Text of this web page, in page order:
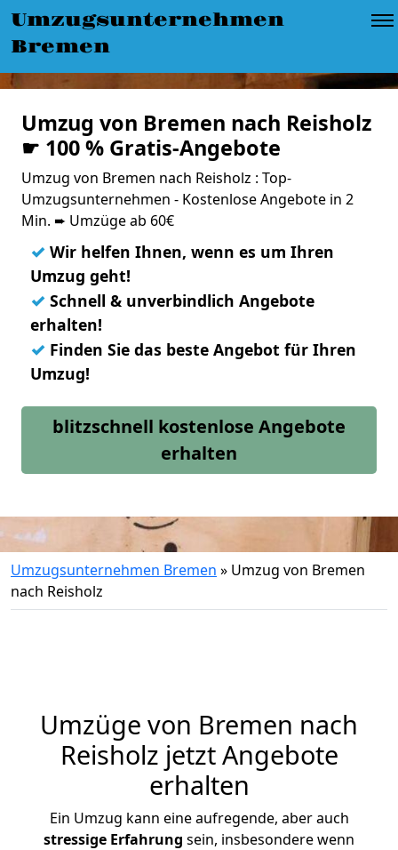
Umzugsunternehmen
Bremen
Umzug von Bremen nach Reisholz
☛ 100 % Gratis-Angebote
Umzug von Bremen nach Reisholz : Top-
Umzugsunternehmen - Kostenlose Angebote in 2
Min. ➨ Umzüge ab 60€
✓ Wir helfen Ihnen, wenn es um Ihren
Umzug geht!
✓ Schnell & unverbindlich Angebote
erhalten!
✓ Finden Sie das beste Angebot für Ihren
Umzug!
blitzschnell kostenlose Angebote
erhalten
Umzugsunternehmen Bremen » Umzug von Bremen
nach Reisholz
Umzüge von Bremen nach
Reisholz jetzt Angebote
erhalten
Ein Umzug kann eine aufregende, aber auch
stressige Erfahrung sein, insbesondere wenn